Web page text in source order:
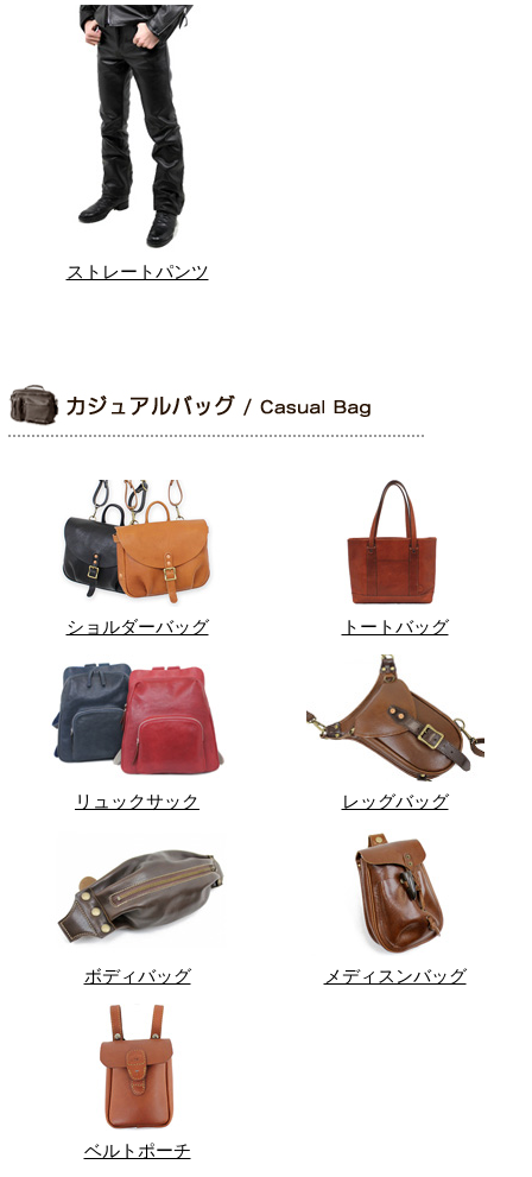
ストレートパンツ
ショルダーバッグ トートバッグ
リュックサック レッグバッグ
ボディバッグ メディスンバッグ
ベルトポーチ